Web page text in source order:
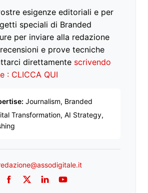
esigenze editoriali e per
speciali di Branded
per inviare alla redazione
e prove tecniche
direttamente scrivendo
: CLICCA QUI
Journalism, Branded
Transformation, AI Strategy,
Facebook
TwitterLinkedInYouTube